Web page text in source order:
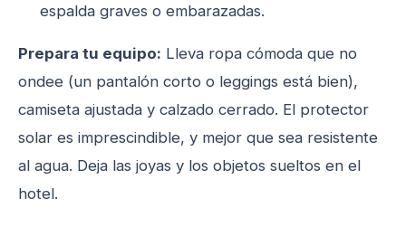
espalda graves o embarazadas.
Prepara tu equipo: Lleva ropa cómoda que no
ondee (un pantalón corto o leggings está bien),
camiseta ajustada y calzado cerrado. El protector
solar es imprescindible, y mejor que sea resistente
al agua. Deja las joyas y los objetos sueltos en el
hotel.